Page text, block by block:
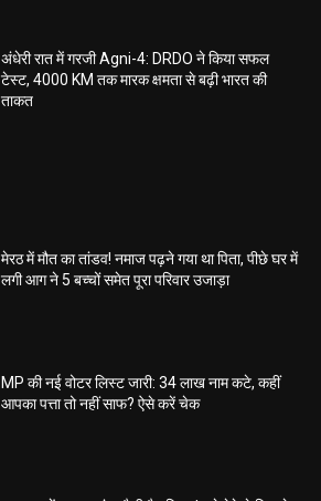
अंधेरी रात में गरजी Agni-4: DRDO ने किया सफल
टेस्ट, 4000 KM तक मारक क्षमता से बढ़ी भारत की
ताकत
मेरठ में मौत का तांडव! नमाज पढ़ने गया था पिता, पीछे घर में
लगी आग ने 5 बच्चों समेत पूरा परिवार उजाड़ा
MP की नई वोटर लिस्ट जारी: 34 लाख नाम कटे, कहीं
आपका पत्ता तो नहीं साफ? ऐसे करें चेक